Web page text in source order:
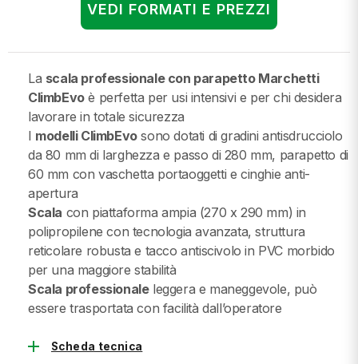
VEDI FORMATI E PREZZI
La scala professionale con parapetto Marchetti
ClimbEvoè perfetta per usi intensivi e per chi desidera
lavorare in totale sicurezza
I modelli ClimbEvosono dotati di gradini antisdrucciolo
da 80 mm di larghezza e passo di 280 mm, parapetto di
60 mm con vaschetta portaoggetti e cinghie anti-
apertura
Scala con piattaforma ampia (270 x 290 mm) in
polipropilene con tecnologia avanzata, struttura
reticolare robusta e tacco antiscivolo in PVC morbido
per una maggiore stabilità
Scala professionaleleggera e maneggevole, può
essere trasportata con facilità dall’operatore
add Scheda tecnica